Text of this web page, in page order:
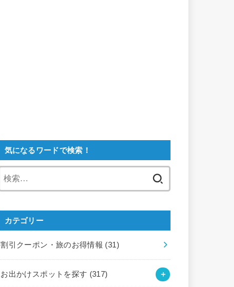
気になるワードで検索！
カテゴリー
割引クーポン・旅のお得情報 (31)
お出かけスポットを探す (317)